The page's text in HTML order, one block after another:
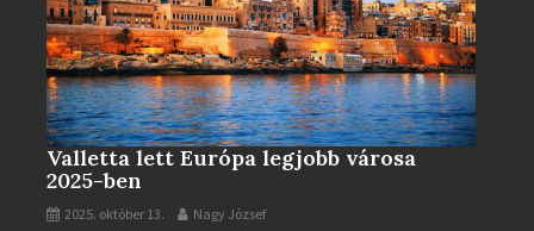
Valletta lett Európa legjobb városa
2025-ben
2025. október 13. Nagy József